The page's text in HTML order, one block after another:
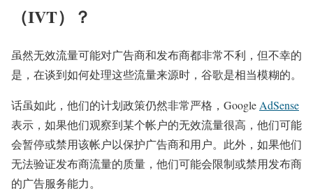
（IVT）？
虽然无效流量可能对广告商和发布商都非常不利，但不幸的
是，在谈到如何处理这些流量来源时，谷歌是相当模糊的。
话虽如此，他们的计划政策仍然非常严格，Google AdSense
表示，如果他们观察到某个帐户的无效流量很高，他们可能
会暂停或禁用该帐户以保护广告商和用户。此外，如果他们
无法验证发布商流量的质量，他们可能会限制或禁用发布商
的广告服务能力。